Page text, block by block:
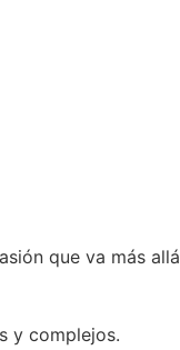
que va más
y complejos.